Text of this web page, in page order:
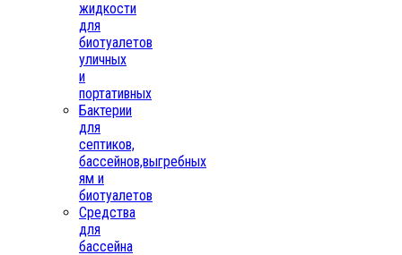
жидкости
для
биотуалетов
уличных
и
портативных
Бактерии
для
септиков,
бассейнов,выгребных
ям и
биотуалетов
Средства
для
бассейна